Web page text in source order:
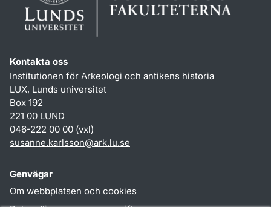
Kontakta oss
Institutionen för Arkeologi och antikens historia
LUX, Lunds universitet
Box 192
221 00 LUND
046-222 00 00 (vxl)
susanne.karlsson@ark.lu.se
Genvägar
Om webbplatsen och cookies